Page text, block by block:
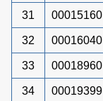
31 00015160
32 00016040
33 00018960
34 00019399